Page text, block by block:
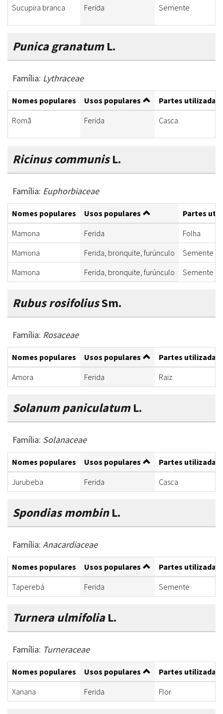
Sucupira branca Ferida Semente
Punica granatumL.
Família: Lythraceae
Nomes populares Usos populares
Partes utilizadas
Romã
Ferida Casca
Ricinus communisL.
Família: Euphorbiaceae
Nomes populares Usos populares
Partes
Mamona
Ferida
Folha
Mamona
Ferida, bronquite, furúnculo
Semente
Mamona
Ferida, bronquite, furúnculo Semente
Rubus rosifoliusSm.
Família: Rosaceae
Nomes populares Usos populares
Partes utilizadas
Amora
Ferida Raiz
Solanum paniculatumL.
Família: Solanaceae
Nomes populares Usos populares
Partes utilizadas
Jurubeba
Ferida Casca
Spondias mombinL.
Família: Anacardiaceae
Nomes populares Usos populares
Partes utilizadas
Taperebá
Ferida Semente
Turnera ulmifoliaL.
Família: Turneraceae
Nomes populares Usos populares
Partes utilizadas
Xanana
Ferida Flor